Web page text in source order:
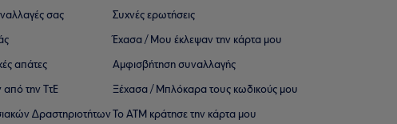
σας
απάτες
από την ΤτΕ
∆ραστηριοτήτων
Συχνές ερωτήσεις
Έχασα / Μου έκλεψαν την κάρτα μου
Αμφισβήτηση συναλλαγής
Ξέχασα / Μπλόκαρα τους κωδικούς μου
Το ΑΤΜ κράτησε την κάρτα μου